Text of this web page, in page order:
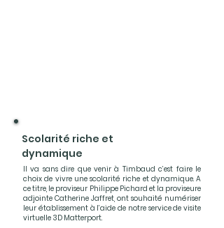
Scolarité riche et
dynamique
Il va sans dire que venir à Timbaud c’est faire le
choix de vivre une scolarité riche et dynamique. A
ce titre, le proviseur Philippe Pichard et la proviseure
adjointe Catherine Jaffret, ont souhaité numériser
leur établissement à l’aide de notre service de visite
virtuelle 3D Matterport.